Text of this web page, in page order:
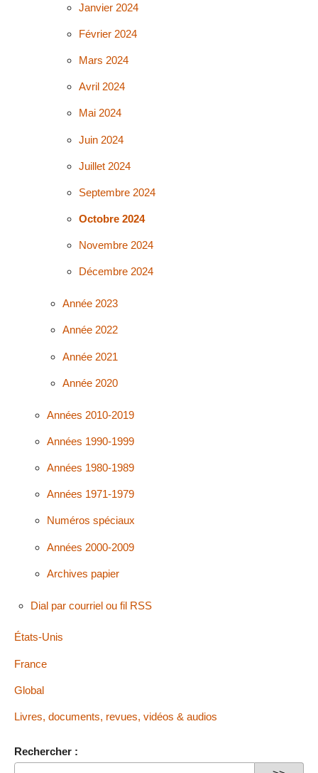
Janvier 2024
Février 2024
Mars 2024
Avril 2024
Mai 2024
Juin 2024
Juillet 2024
Septembre 2024
Octobre 2024
Novembre 2024
Décembre 2024
Année 2023
Année 2022
Année 2021
Année 2020
Années 2010-2019
Années 1990-1999
Années 1980-1989
Années 1971-1979
Numéros spéciaux
Années 2000-2009
Archives papier
Dial par courriel ou fil RSS
États-Unis
France
Global
Livres, documents, revues, vidéos & audios
Rechercher :